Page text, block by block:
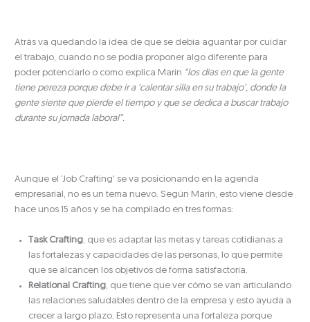
Atrás va quedando la idea de que se debía aguantar por cuidar
el trabajo, cuando no se podía proponer algo diferente para
poder potenciarlo o como explica Marín “los días en que la gente
tiene pereza porque debe ir a ‘calentar silla en su trabajo’, donde la
gente siente que pierde el tiempo y que se dedica a buscar trabajo
durante su jornada laboral”.
Aunque el ‘Job Crafting’ se va posicionando en la agenda
empresarial, no es un tema nuevo. Según Marín, esto viene desde
hace unos 15 años y se ha compilado en tres formas:
Task Crafting, que es adaptar las metas y tareas cotidianas a
las fortalezas y capacidades de las personas, lo que permite
que se alcancen los objetivos de forma satisfactoria.
Relational Crafting, que tiene que ver cómo se van articulando
las relaciones saludables dentro de la empresa y esto ayuda a
crecer a largo plazo. Esto representa una fortaleza porque